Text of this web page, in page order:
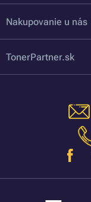
Nakupovanie u nás
TonerPartner.sk